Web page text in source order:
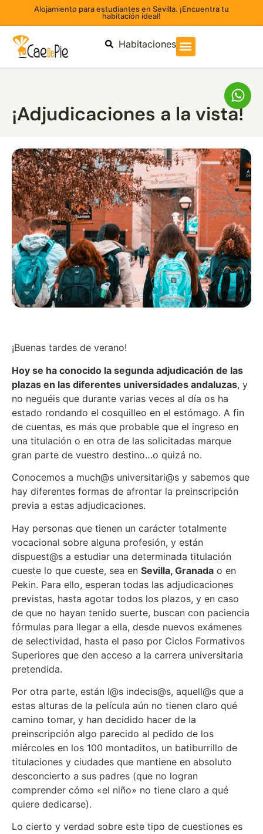
Alojamiento para estudiantes en Sevilla. ¡Encuentra tu
habitación ideal!
Habitaciones
¡Adjudicaciones a la vista!
¡Buenas tardes de verano!
Hoy se ha conocido la segunda adjudicación de las
plazas en las diferentes universidades andaluzas, y
no neguéis que durante varias veces al día os ha
estado rondando el cosquilleo en el estómago. A fin
de cuentas, es más que probable que el ingreso en
una titulación o en otra de las solicitadas marque
gran parte de vuestro destino…o quizá no.
Conocemos a much@s universitari@s y sabemos que
hay diferentes formas de afrontar la preinscripción
previa a estas adjudicaciones.
Hay personas que tienen un carácter totalmente
vocacional sobre alguna profesión, y están
dispuest@s a estudiar una determinada titulación
cueste lo que cueste, sea en Sevilla, Granada o en
Pekin. Para ello, esperan todas las adjudicaciones
previstas, hasta agotar todos los plazos, y en caso
de que no hayan tenido suerte, buscan con paciencia
fórmulas para llegar a ella, desde nuevos exámenes
de selectividad, hasta el paso por Ciclos Formativos
Superiores que den acceso a la carrera universitaria
pretendida.
Por otra parte, están l@s indecis@s, aquell@s que a
estas alturas de la película aún no tienen claro qué
camino tomar, y han decidido hacer de la
preinscripción algo parecido al pedido de los
miércoles en los 100 montaditos, un batiburrillo de
titulaciones y ciudades que mantiene en absoluto
desconcierto a sus padres (que no logran
comprender cómo «el niño» no tiene claro a qué
quiere dedicarse).
Lo cierto y verdad sobre este tipo de cuestiones es